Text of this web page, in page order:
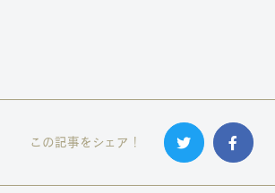
この記事をシェア！